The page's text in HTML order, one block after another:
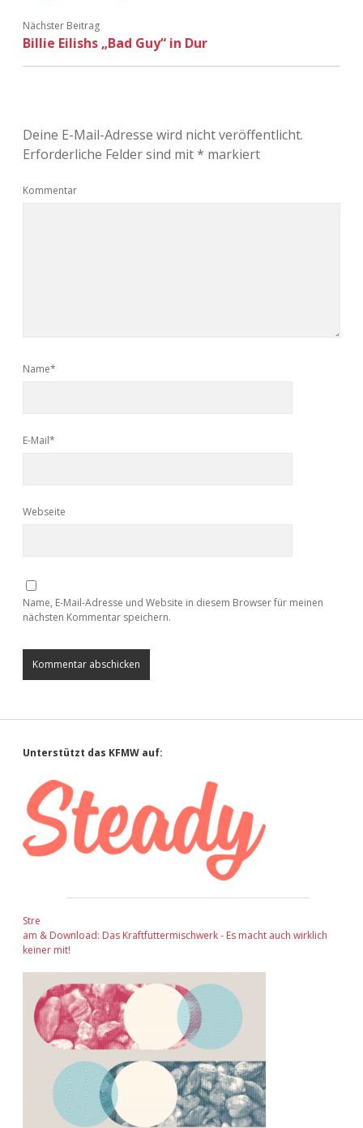
Nächster Beitrag
Billie Eilishs „Bad Guy“ in Dur
Deine E-Mail-Adresse wird nicht veröffentlicht.
Erforderliche Felder sind mit* markiert
Kommentar
Name*
E-Mail*
Webseite
Name, E-Mail-Adresse und Website in diesem Browser für meinen
nächsten Kommentar speichern.
Sidebar
Unterstützt das KFMW auf:
Stre
am & Download: Das Kraftfuttermischwerk - Es macht auch wirklich
keiner mit!